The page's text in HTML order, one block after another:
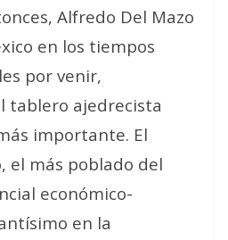
Alfredo Del Mazo
en los tiempos
por venir,
tablero ajedrecista
importante. El
el más poblado del
económico-
en la